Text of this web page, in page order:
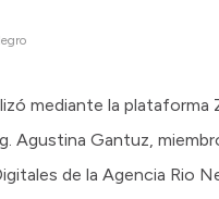
mediante la plataforma
Agustina Gantuz,
de la Agencia Rio